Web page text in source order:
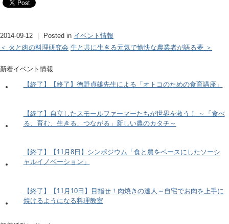
2014-09-12 ｜ Posted in イベント情報
＜ 火と肉の料理研究会 牛と共に生きる元気で愉快な農業者が語る夢 ＞
新着イベント情報
【終了】【終了】徳野貞雄先生による「オトコのための食育講座」
【終了】自立したスモールファーマーたちが世界を救う！ ～「食べ
る、育む、生きる、つながる」新しい農のカタチ～
【終了】【11月8日】シンポジウム「食と農をベースにしたソーシ
ャルイノベーション」
【終了】【11月10日】目指せ！肉焼きの達人～自宅でお肉を上手に
焼けるようになる料理教室